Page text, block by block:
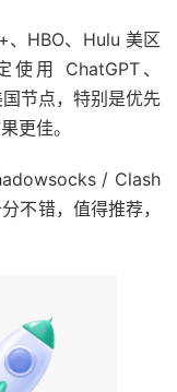
HBO、Hulu 美区
用 ChatGPT、
节点，特别是优先
更佳。
/ Clash
不错，值得推荐，